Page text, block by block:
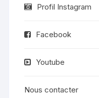
Profil Instagram
Facebook
Youtube
Nous contacter